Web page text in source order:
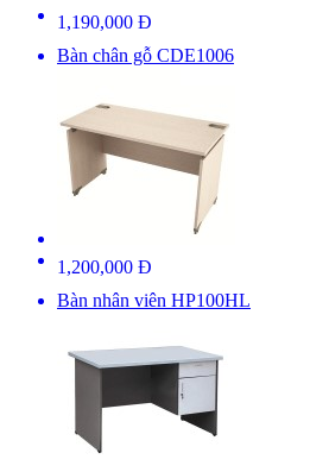
1,190,000 Đ
Bàn chân gỗ CDE1006
1,200,000 Đ
Bàn nhân viên HP100HL